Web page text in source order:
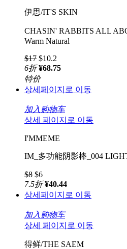
伊思/IT'S SKIN
CHASIN' RABBITS ALL
Warm Natural
$17 $10.2
6折 ¥68.75
特价
상세페이지로 이동
加入购物车
상세 페이지로 이동
I'MMEME
IM_多功能阴影棒_004
$8 $6
7.5折 ¥40.44
상세페이지로 이동
加入购物车
상세 페이지로 이동
得鲜/THE SAEM